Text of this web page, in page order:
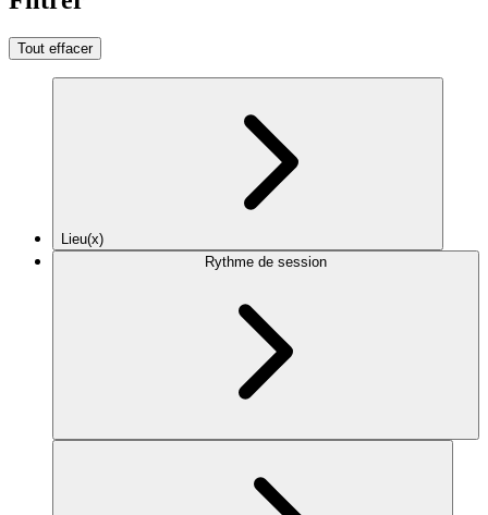
Tout effacer
Lieu(x)
Rythme de session